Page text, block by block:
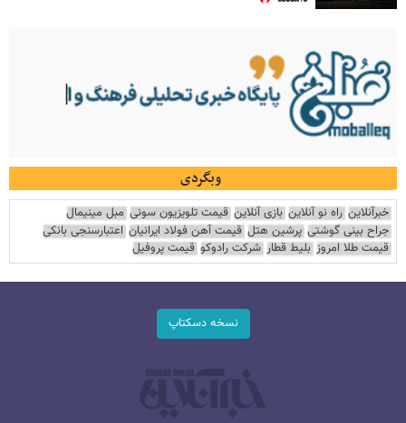
وبگردی
خبرآنلاین راه نو آنلاین بازی آنلاین قیمت تلویزیون سونی مبل مینیمال
جراح بینی گوشتی پرشین هتل قیمت آهن فولاد ایرانیان اعتبارسنجی بانکی
قیمت طلا امروز بلیط قطار شرکت رادوکو قیمت پروفیل
نسخه دسکتاپ